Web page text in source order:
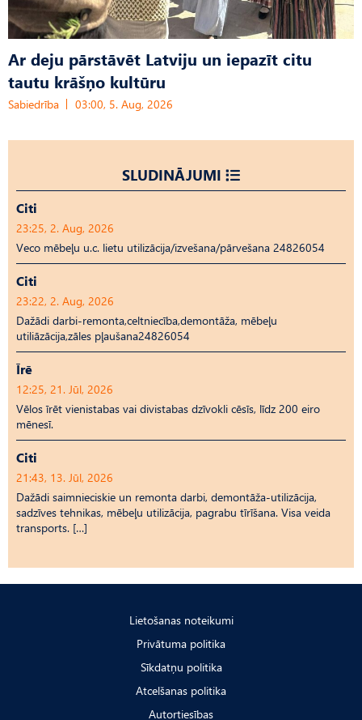
Ar deju pārstāvēt Latviju un iepazīt citu
tautu krāšņo kultūru
Sabiedrība 03:00, 5. Aug, 2026
SLUDINĀJUMI
Citi
23:25, 2. Aug, 2026
Veco mēbeļu u.c. lietu utilizācija/izvešana/pārvešana 24826054
Citi
23:22, 2. Aug, 2026
Dažādi darbi-remonta,celtniecība,demontāža, mēbeļu
utiliāzācija,zāles pļaušana24826054
Īrē
12:25, 21. Jūl, 2026
Vēlos īrēt vienistabas vai divistabas dzīvokli cēsīs, līdz 200 eiro
mēnesī.
Citi
21:43, 13. Jūl, 2026
Dažādi saimnieciskie un remonta darbi, demontāža-utilizācija,
sadzīves tehnikas, mēbeļu utilizācija, pagrabu tīrīšana. Visa veida
transports. […]
Lietošanas noteikumi
Privātuma politika
Sīkdatņu politika
Atcelšanas politika
Autortiesības